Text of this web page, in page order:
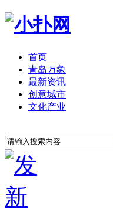
首页
青岛万象
最新资讯
创意城市
文化产业